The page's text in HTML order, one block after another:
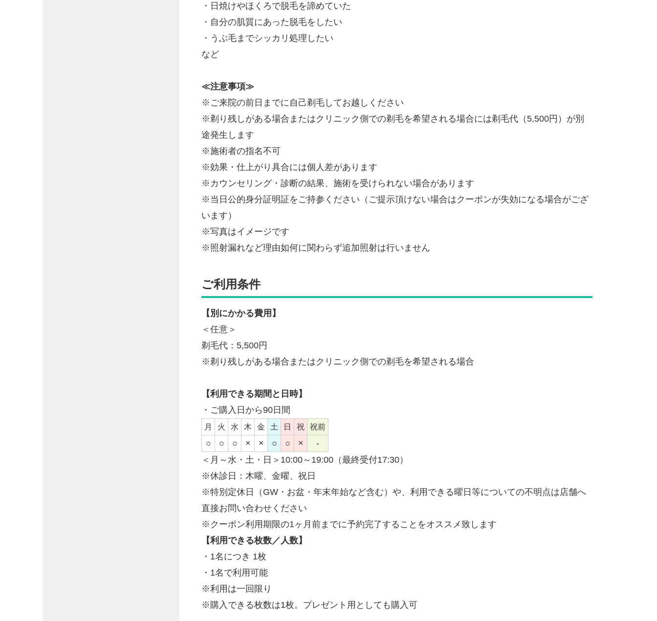
・日焼けやほくろで脱毛を諦めていた
・自分の肌質にあった脱毛をしたい
・うぶ毛までシッカリ処理したい
など
≪注意事項≫
※ご来院の前日までに自己剃毛してお越しください
※剃り残しがある場合またはクリニック側での剃毛を希望される場合には剃毛代（5,500円）が別
途発生します
※施術者の指名不可
※効果・仕上がり具合には個人差があります
※カウンセリング・診断の結果、施術を受けられない場合があります
※当日公的身分証明証をご持参ください（ご提示頂けない場合はクーポンが失効になる場合がござ
います）
※写真はイメージです
※照射漏れなど理由如何に関わらず追加照射は行いません
ご利用条件
【別にかかる費用】
＜任意＞
剃毛代：5,500円
※剃り残しがある場合またはクリニック側での剃毛を希望される場合
【利用できる期間と日時】
・ご購入日から90日間
月 火 水 木 金 土 日 祝 祝前
○ ○ ○ × × ○ ○ ×
-
＜月～水・土・日＞10:00～19:00（最終受付17:30）
※休診日：木曜、金曜、祝日
※特別定休日（GW・お盆・年末年始など含む）や、利用できる曜日等についての不明点は店舗へ
直接お問い合わせください
※クーポン利用期限の1ヶ月前までに予約完了することをオススメ致します
【利用できる枚数／人数】
・1名につき 1枚
・1名で利用可能
※利用は一回限り
※購入できる枚数は1枚。プレゼント用としても購入可